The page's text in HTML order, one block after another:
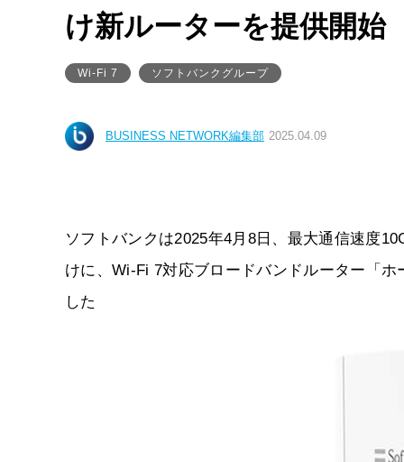
け新ルーターを提供開始
Wi-Fi 7 ソフトバンクグループ
BUSINESS NETWORK編集部 2025.04.09
ソフトバンクは2025年4月8日、最大通信速度
けに、Wi-Fi 7対応ブロードバンドルーター「
した